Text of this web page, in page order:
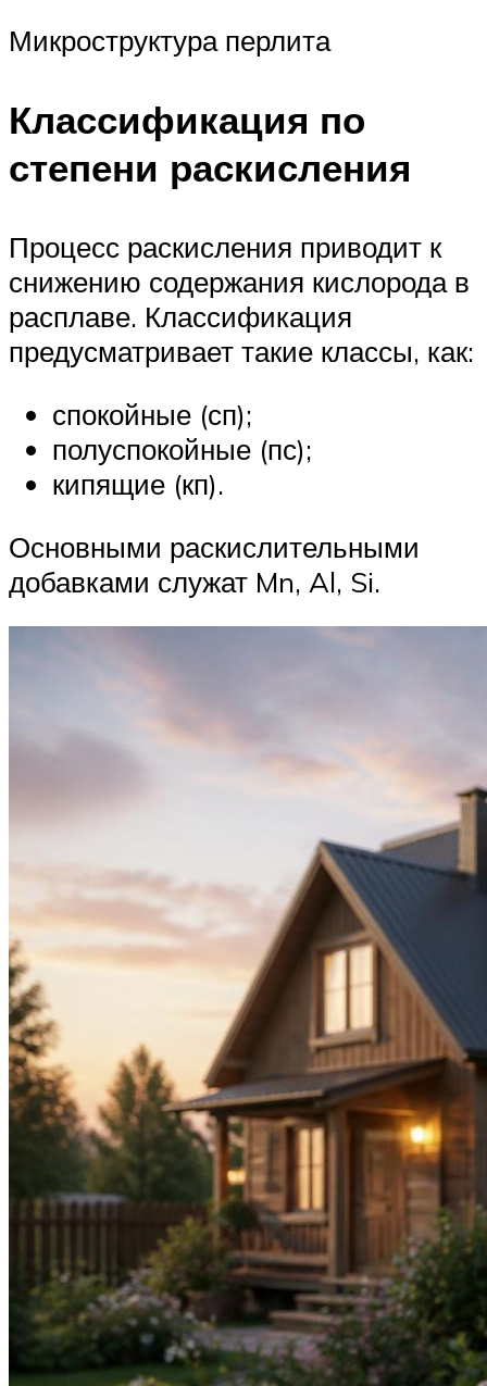
Микроструктура перлита
Классификация по
степени раскисления
Процесс раскисления приводит к
снижению содержания кислорода в
расплаве. Классификация
предусматривает такие классы, как:
спокойные (сп);
полуспокойные (пс);
кипящие (кп).
Основными раскислительными
добавками служат Mn, Al, Si.